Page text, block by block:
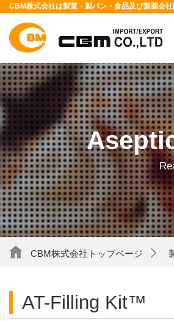
CBM株式会社は製菓・製パン・食品及び製薬会
CBM株式会社トップページ
AT-Filling Kit™